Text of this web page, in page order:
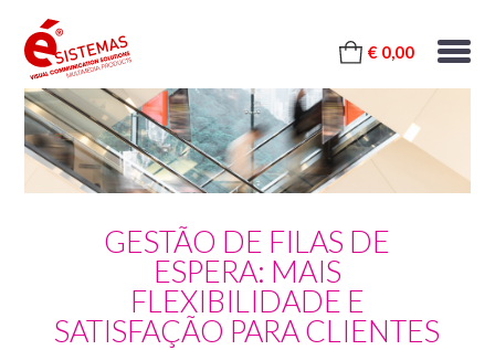
€ 0,00
GESTÃO DE FILAS DE
ESPERA: MAIS
FLEXIBILIDADE E
SATISFAÇÃO PARA CLIENTES